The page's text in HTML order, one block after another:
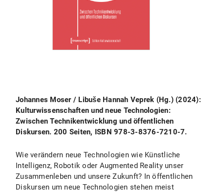
Johannes Moser / Libuše Hannah Veprek (Hg.) (2024):
Kulturwissenschaften und neue Technologien:
Zwischen Technikentwicklung und öffentlichen
Diskursen. 200 Seiten, ISBN 978-3-8376-7210-7.
Wie verändern neue Technologien wie Künstliche
Intelligenz, Robotik oder Augmented Reality unser
Zusammenleben und unsere Zukunft? In öffentlichen
Diskursen um neue Technologien stehen meist